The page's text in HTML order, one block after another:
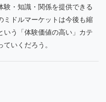
・知識・関係を提供できる
ミドルマーケットは今後も縮
いう「体験価値の高い」カテ
いくだろう。